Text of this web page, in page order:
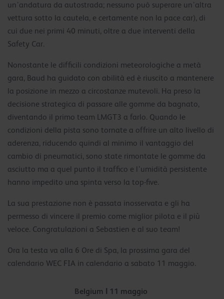
un’andatura da autostrada; nessuno può superare un’altra
vettura sotto la cautela, e certamente non la pace car), di
cui due nei primi 40 minuti, oltre a due interventi della
Safety Car.
Nonostante le difficili condizioni meteorologiche a metà
gara, Baud ha guidato con abilità ed è riuscito a mantenere
la posizione in mezzo a circostanze mutevoli. Ha preso la
decisione strategica di passare alle gomme da bagnato,
diventando il primo team LMGT3 a farlo. Quando le
condizioni della pista sono tornate a offrire un alto livello di
aderenza, riducendo quindi al minimo il vantaggio del
cambio di pneumatici, sono state rimontate le gomme da
asciutto ma a quel punto il traffico e l’umidità persistente
hanno impedito una spinta verso la top-five.
La sua prestazione non è passata inosservata e gli ha
permesso di vincere il premio come miglior pilota e il più
veloce. Congratulazioni a Sebastien e al suo team!
Ora la testa va alla 6 Ore di Spa, la prossima gara del
calendario WEC FIA in calendario a sabato 11 maggio.
Belgium Ι 11 maggio